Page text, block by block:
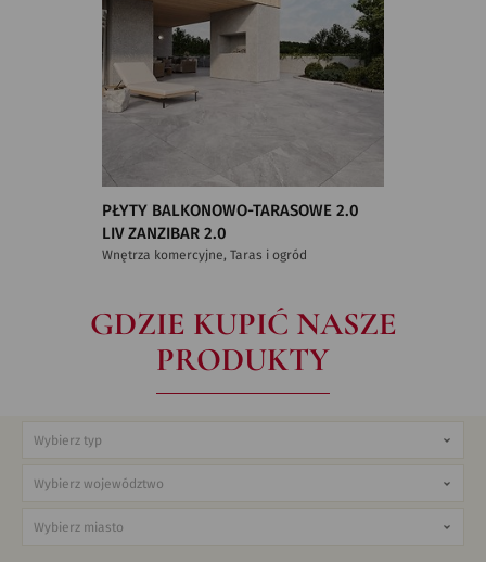
PŁYTY BALKONOWO-TARASOWE 2.0
LIV ZANZIBAR 2.0
Wnętrza komercyjne, Taras i ogród
GDZIE KUPIĆ NASZE
PRODUKTY